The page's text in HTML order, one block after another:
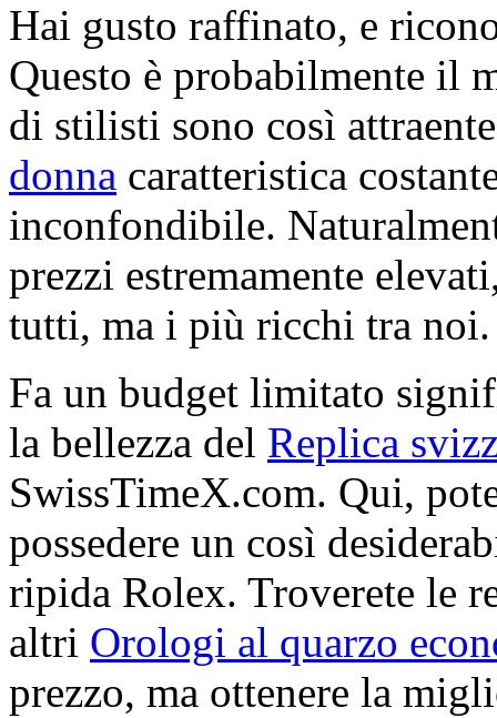
Hai gusto raffinato, e
Questo è probabilmente il
di stilisti sono così
donna caratteristica
inconfondibile.
prezzi estremamente
tutti, ma i più ricchi tra noi.
Fa un budget limitato
la bellezza del Replica
SwissTimeX.com. Qui,
possedere un così
ripida Rolex. Troverete le
altri Orologi al quarzo
prezzo, ma ottenere la